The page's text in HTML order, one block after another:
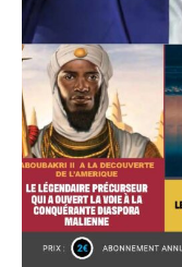
Quelques articles
Annonces
Tous les articles
Le magazine